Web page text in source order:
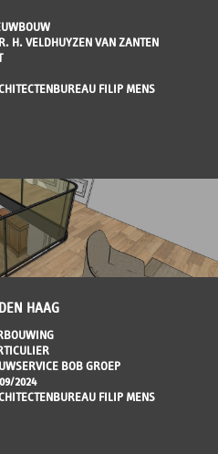
H. VELDHUYZEN VAN ZANTEN
FILIP MENS
HAAG
BOB GROEP
2024
FILIP MENS